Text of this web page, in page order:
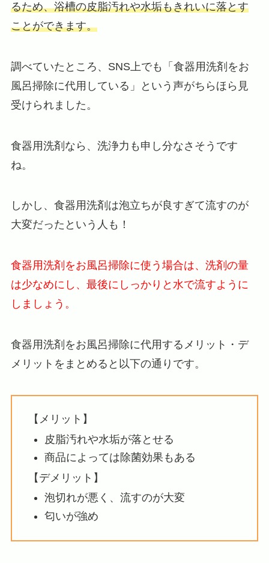
るため、浴槽の皮脂汚れや水垢もきれいに落とす
ことができます。
調べていたところ、SNS上でも「食器用洗剤をお
風呂掃除に代用している」という声がちらほら見
受けられました。
食器用洗剤なら、洗浄力も申し分なさそうです
ね。
しかし、食器用洗剤は泡立ちが良すぎて流すのが
大変だったという人も！
食器用洗剤をお風呂掃除に使う場合は、洗剤の量
は少なめにし、最後にしっかりと水で流すように
しましょう。
食器用洗剤をお風呂掃除に代用するメリット・デ
メリットをまとめると以下の通りです。
【メリット】
皮脂汚れや水垢が落とせる
商品によっては除菌効果もある
【デメリット】
泡切れが悪く、流すのが大変
匂いが強め